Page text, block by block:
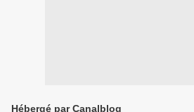
Hébergé par Canalblog